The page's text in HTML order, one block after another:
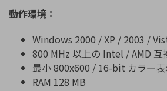
動作環境：
Windows 2000 / XP / 2003 /
800 MHz 以上の Intel / AMD 互
最小 800x600 / 16-bit カラー表
RAM 128 MB